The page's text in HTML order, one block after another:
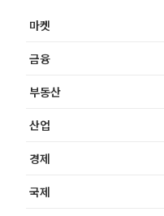
마켓
금융
부동산
산업
경제
국제